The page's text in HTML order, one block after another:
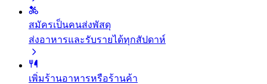
สมัครเป็นคนส่งพัสดุ
ส่งอาหารและรับรายได้ทุกสัปดาห์
เพิ่มร้านอาหารหรือร้านค้า